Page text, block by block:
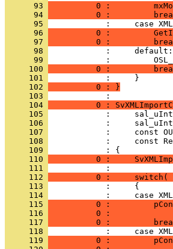
      93
0 :
      94
0 :
      95
      96
0 :
      97
0 :
      98
      99
     100
0 :
     101
     102
          0 : }
     103
     104
0 :
     105
     106
     107
     108
     109
     110
0 :
     111
     112
0 :     switch(
     113
     114
     115
0 :
     116
0 :
     117
0 :
     118
     119
0 :